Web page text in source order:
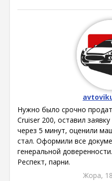
Нужно было срочно
Cruiser 200, оставил
через 5 минут, оценили
стал. Оформили все
генеральной
Респект, парни.
Жора,